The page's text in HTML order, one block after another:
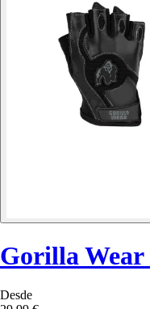
Gorilla Wear
Desde